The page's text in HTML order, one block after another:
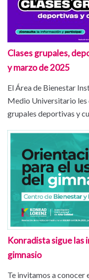
Clases grupales,
y marzo de 2025
El Área de Bienestar
Medio Universitario les
grupales deportivas y
Konradista sigue las
gimnasio
Te invitamos a